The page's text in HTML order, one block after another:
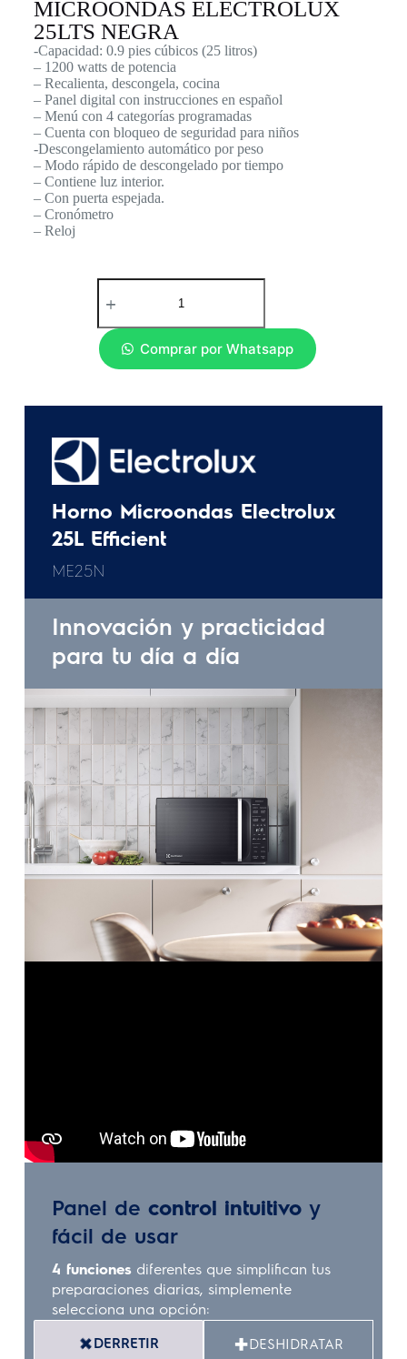
MICROONDAS ELECTROLUX
25LTS NEGRA
-Capacidad: 0.9 pies cúbicos (25 litros)
– 1200 watts de potencia
– Recalienta, descongela, cocina
– Panel digital con instrucciones en español
– Menú con 4 categorías programadas
– Cuenta con bloqueo de seguridad para niños
-Descongelamiento automático por peso
– Modo rápido de descongelado por tiempo
– Contiene luz interior.
– Con puerta espejada.
– Cronómetro
– Reloj
Comprar por Whatsapp